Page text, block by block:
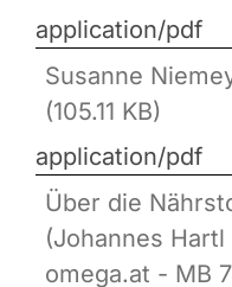
application/pdf
Susanne
(105.11 KB)
application/pdf
Über die
(Johannes
omega.at - MB